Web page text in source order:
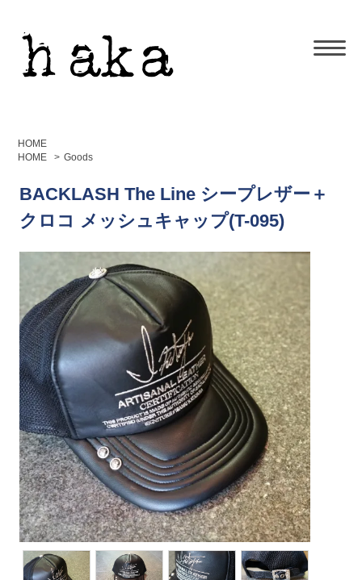
HOME
HOME
> Goods
BACKLASH The Line シープレザー＋
クロコ メッシュキャップ(T-095)